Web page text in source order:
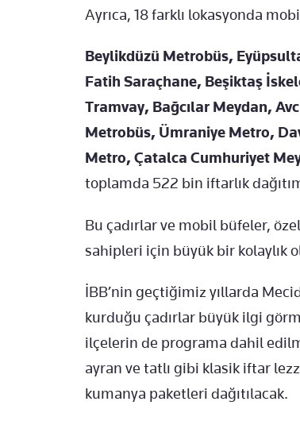
Ayrıca, 18 farklı lokasyonda
Beylikdüzü Metrobüs,
Fatih Saraçhane, Beşiktaş
Tramvay, Bağcılar Meydan,
Metrobüs, Ümraniye Metro,
Metro, Çatalca Cumhuriyet
toplamda 522 bin iftarlık
Bu çadırlar ve mobil büfeler,
sahipleri için büyük bir kolaylık
İBB’nin geçtiğimiz yıllarda
kurduğu çadırlar büyük ilgi
ilçelerin de programa dahil
ayran ve tatlı gibi klasik iftar
kumanya paketleri dağıtılacak.